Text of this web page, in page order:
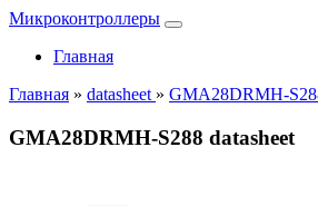
Микроконтроллеры
Главная
Главная » datasheet » GMA28DRMH-
GMA28DRMH-S288 datasheet